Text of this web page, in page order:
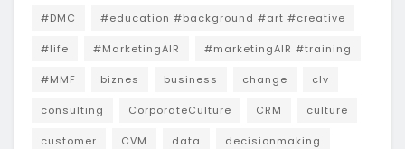
#DMC #education #background #art #creative
#life #MarketingAIR #marketingAIR #training
#MMF biznes business change clv
consulting CorporateCulture CRM culture
customer CVM data decisionmaking